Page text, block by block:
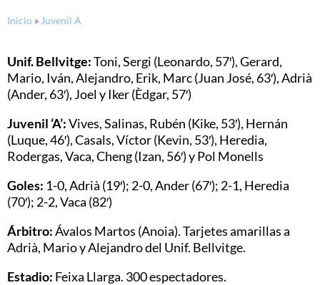
Inicio » Juvenil A
Unif. Bellvitge:Toni, Sergi (Leonardo, 57′), Gerard,
Mario, Iván, Alejandro, Erik, Marc (Juan José, 63′), Adrià
(Ander, 63′), Joel y Iker (Èdgar, 57′)
Juvenil ‘A’:Vives, Salinas, Rubén (Kike, 53′), Hernán
(Luque, 46′), Casals, Víctor (Kevin, 53′), Heredia,
Rodergas, Vaca, Cheng (Izan, 56′) y Pol Monells
Goles: 1-0, Adrià (19′); 2-0, Ander (67′); 2-1, Heredia
(70′); 2-2, Vaca (82′)
Árbitro:Ávalos Martos (Anoia). Tarjetes amarillas a
Adrià, Mario y Alejandro del Unif. Bellvitge.
Estadio: Feixa Llarga. 300 espectadores.